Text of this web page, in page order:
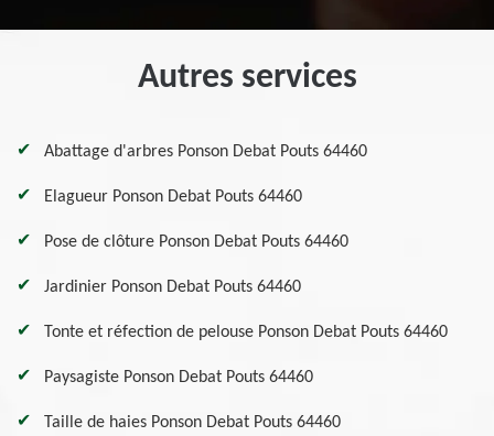
Autres services
Abattage d'arbres Ponson Debat Pouts 64460
Elagueur Ponson Debat Pouts 64460
Pose de clôture Ponson Debat Pouts 64460
Jardinier Ponson Debat Pouts 64460
Tonte et réfection de pelouse Ponson Debat Pouts 64460
Paysagiste Ponson Debat Pouts 64460
Taille de haies Ponson Debat Pouts 64460